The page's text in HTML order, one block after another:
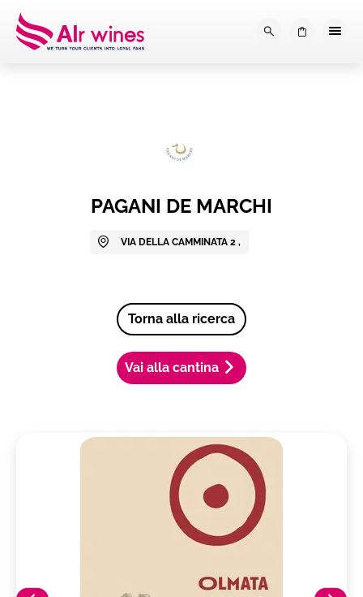
Dalla loro vendemmia, alla
PAGANI DE MARCHI
VIA DELLA CAMMINATA 2 ,
Torna alla ricerca
Vai alla cantina